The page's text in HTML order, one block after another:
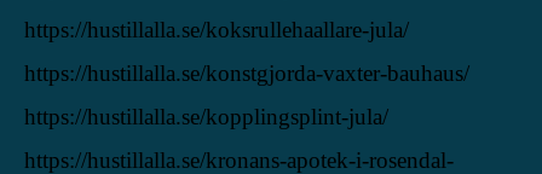
https://hustillalla.se/koksrullehaallare-jula/
https://hustillalla.se/konstgjorda-vaxter-bauhaus/
https://hustillalla.se/kopplingsplint-jula/
https://hustillalla.se/kronans-apotek-i-rosendal-